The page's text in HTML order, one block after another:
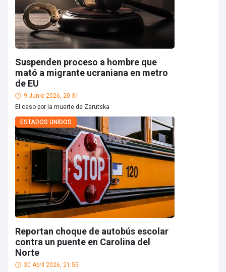
Suspenden proceso a hombre que
mató a migrante ucraniana en metro
de EU
9 Junio 2026, 20:31
El caso por la muerte de Zarutska
ESTADOS UNIDOS
Reportan choque de autobús escolar
contra un puente en Carolina del
Norte
30 Abril 2026, 21:55